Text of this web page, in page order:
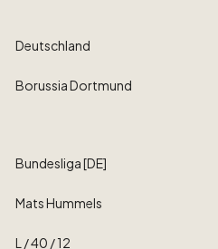
Deutschland
BorussiaDortmund
Bundesliga[DE]
MatsHummels
L ​/​40 ​/​12